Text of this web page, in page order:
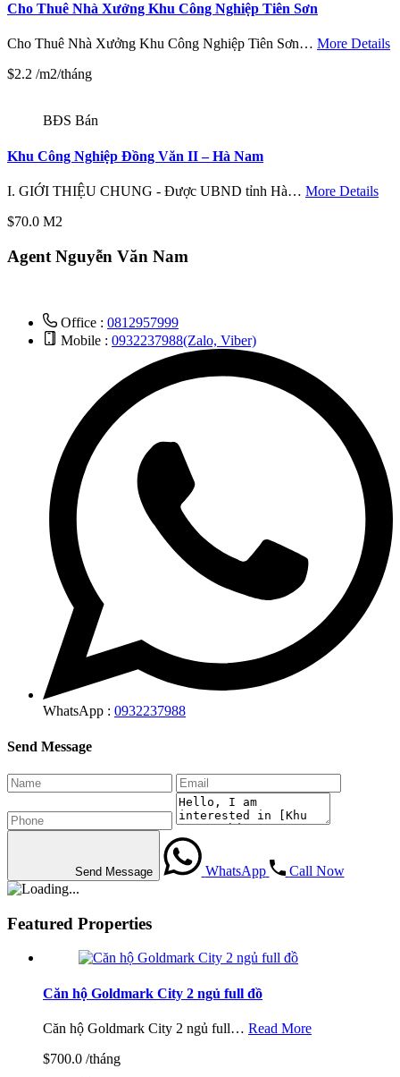
Cho Thuê Nhà Xưởng Khu Công Nghiệp Tiên Sơn
Cho Thuê Nhà Xưởng Khu Công Nghiệp Tiên Sơn… More Details
$2.2 /m2/tháng
BĐS Bán
Khu Công Nghiệp Đồng Văn II – Hà Nam
I. GIỚI THIỆU CHUNG - Được UBND tỉnh Hà… More Details
$70.0 M2
Agent Nguyễn Văn Nam
Office : 0812957999
Mobile : 0932237988(Zalo, Viber)
WhatsApp : 0932237988
Send Message
Send Message WhatsApp Call Now
Featured Properties
Căn hộ Goldmark City 2 ngủ full đồ
Căn hộ Goldmark City 2 ngủ full… Read More
$700.0 /tháng